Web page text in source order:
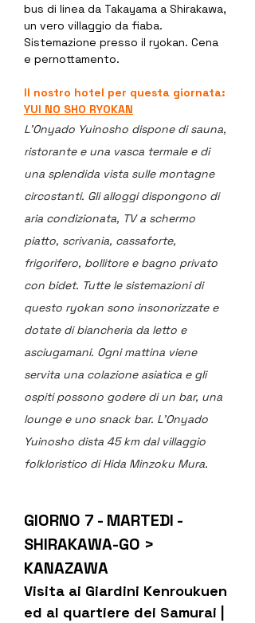
bus di linea da Takayama a Shirakawa,
un vero villaggio da fiaba.
Sistemazione presso il ryokan. Cena
e pernottamento.
Il nostro hotel per questa giornata:
YUI NO SHO RYOKAN
L'Onyado Yuinosho dispone di sauna,
ristorante e una vasca termale e di
una splendida vista sulle montagne
circostanti. Gli alloggi dispongono di
aria condizionata, TV a schermo
piatto, scrivania, cassaforte,
frigorifero, bollitore e bagno privato
con bidet. Tutte le sistemazioni di
questo ryokan sono insonorizzate e
dotate di biancheria da letto e
asciugamani. Ogni mattina viene
servita una colazione asiatica e gli
ospiti possono godere di un bar, una
lounge e uno snack bar. L'Onyado
Yuinosho dista 45 km dal villaggio
folkloristico di Hida Minzoku Mura.
GIORNO 7 - MARTEDI -
SHIRAKAWA-GO >
KANAZAWA
Visita ai Giardini Kenroukuen
ed al quartiere dei Samurai |